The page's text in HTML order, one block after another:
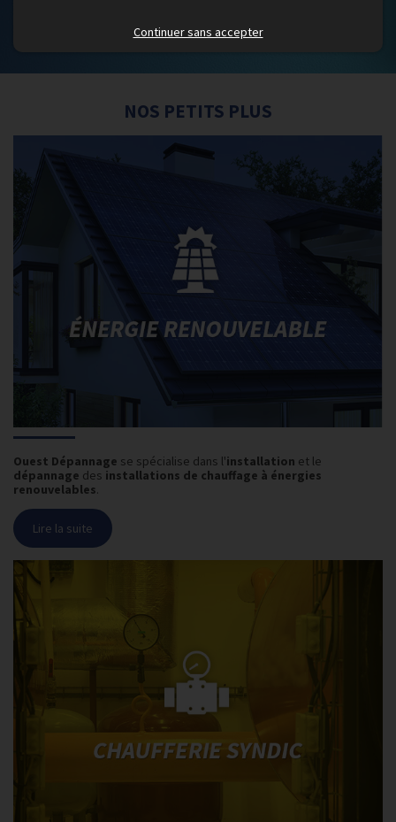
NOS PETITS PLUS
Ouest Dépannage se spécialise dans l'installation et le
dépannage des installations de chauffage à énergies
renouvelables.
Lire la suite
Continuer sans accepter